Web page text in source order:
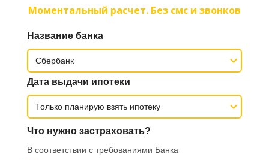
Моментальный расчет. Без смс и звонков